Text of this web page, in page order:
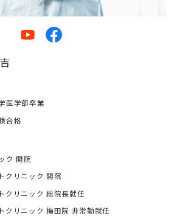
医学部卒業
合格
ク 開院
クリニック 開院
クリニック 総院長就任
クリニック 梅田院 非常勤就任